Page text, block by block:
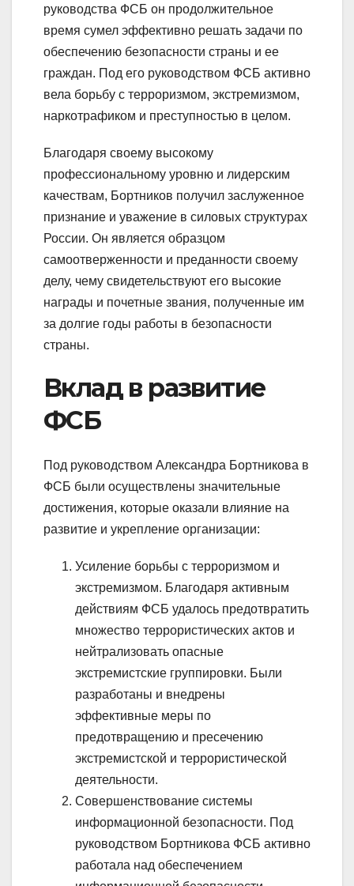
руководства ФСБ он продолжительное
время сумел эффективно решать задачи по
обеспечению безопасности страны и ее
граждан. Под его руководством ФСБ активно
вела борьбу с терроризмом, экстремизмом,
наркотрафиком и преступностью в целом.
Благодаря своему высокому
профессиональному уровню и лидерским
качествам, Бортников получил заслуженное
признание и уважение в силовых структурах
России. Он является образцом
самоотверженности и преданности своему
делу, чему свидетельствуют его высокие
награды и почетные звания, полученные им
за долгие годы работы в безопасности
страны.
Вклад в развитие
ФСБ
Под руководством Александра Бортникова в
ФСБ были осуществлены значительные
достижения, которые оказали влияние на
развитие и укрепление организации:
Усиление борьбы с терроризмом и
экстремизмом. Благодаря активным
действиям ФСБ удалось предотвратить
множество террористических актов и
нейтрализовать опасные
экстремистские группировки. Были
разработаны и внедрены
эффективные меры по
предотвращению и пресечению
экстремистской и террористической
деятельности.
Совершенствование системы
информационной безопасности. Под
руководством Бортникова ФСБ активно
работала над обеспечением